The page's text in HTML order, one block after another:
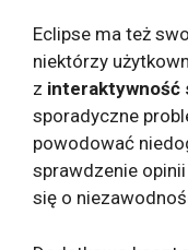
Eclipse ma też
niektórzy
z interaktywność
sporadyczne
powodować
sprawdzenie
się o